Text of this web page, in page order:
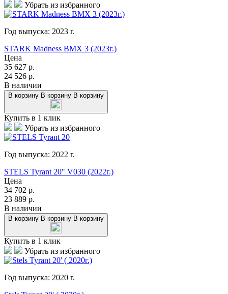
Убрать из избранного
Год выпуска: 2023 г.
STARK Madness BMX 3 (2023г.)
Цена
35 627 р.
24 526 р.
В наличии
В корзину В корзину В корзину
Купить в 1 клик
Убрать из избранного
Год выпуска: 2022 г.
STELS Tyrant 20" V030 (2022г.)
Цена
34 702 р.
23 889 р.
В наличии
В корзину В корзину В корзину
Купить в 1 клик
Убрать из избранного
Год выпуска: 2020 г.